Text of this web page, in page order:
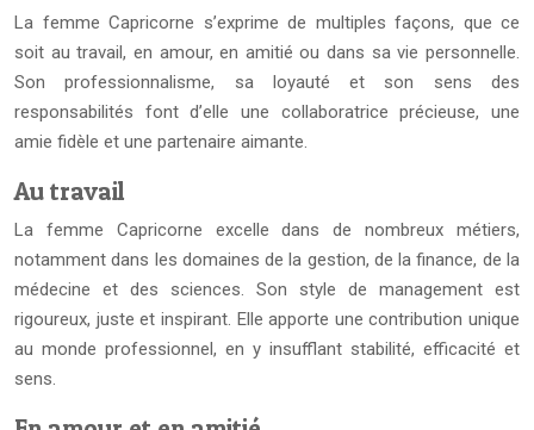
La femme Capricorne s’exprime de multiples façons, que ce
soit au travail, en amour, en amitié ou dans sa vie personnelle.
Son professionnalisme, sa loyauté et son sens des
responsabilités font d’elle une collaboratrice précieuse, une
amie fidèle et une partenaire aimante.
Au travail
La femme Capricorne excelle dans de nombreux métiers,
notamment dans les domaines de la gestion, de la finance, de la
médecine et des sciences. Son style de management est
rigoureux, juste et inspirant. Elle apporte une contribution unique
au monde professionnel, en y insufflant stabilité, efficacité et
sens.